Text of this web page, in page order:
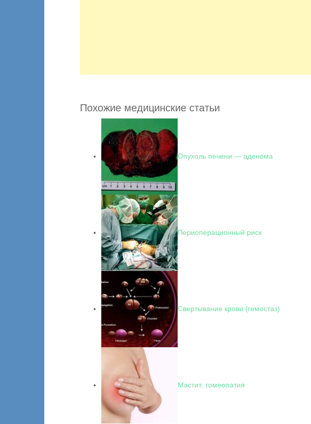
Похожие медицинские статьи
Опухоль печени — аденома
Периоперационный риск
Свертывание крови (гемостаз)
Мастит: гомеопатия